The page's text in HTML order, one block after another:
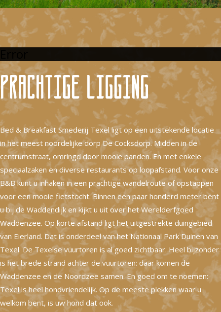
Prachtige ligging
Bed & Breakfast Smederij Texel ligt op een uitstekende locatie
in het meest noordelijke dorp De Cocksdorp. Midden in de
centrumstraat, omringd door mooie panden. En met enkele
speciaalzaken en diverse restaurants op loopafstand. Voor onze
B&B kunt u inhaken in een prachtige wandelroute of opstappen
voor een mooie fietstocht. Binnen een paar honderd meter bent
u bij de Waddendijk en kijkt u uit over het Werelderfgoed
Waddenzee. Op korte afstand ligt het uitgestrekte duingebied
van Eierland. Dat is onderdeel van het Nationaal Park Duinen van
Texel. De Texelse vuurtoren is al goed zichtbaar. Heel bijzonder
is het brede strand achter de vuurtoren: daar komen de
Waddenzee en de Noordzee samen. En goed om te noemen:
Texel is heel hondvriendelijk. Op de meeste plekken waar u
welkom bent, is uw hond dat ook.